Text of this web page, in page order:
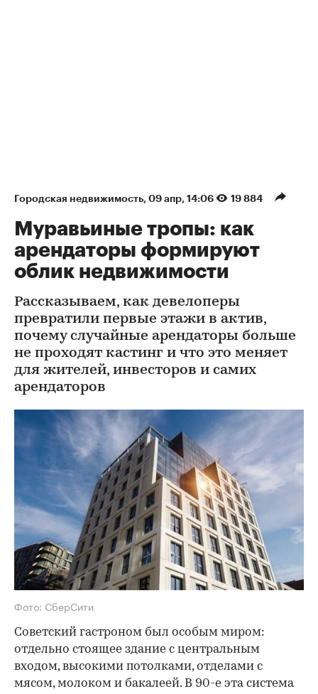
Городская недвижимость 09 апр, 14:06 19 884
Муравьиные тропы: как
арендаторы формируют
облик недвижимости
Рассказываем, как девелоперы
превратили первые этажи в актив,
почему случайные арендаторы больше
не проходят кастинг и что это меняет
для жителей, инвесторов и самих
арендаторов
Фото: СберСити
Советский гастроном был особым миром:
отдельно стоящее здание с центральным
входом, высокими потолками, отделами с
мясом, молоком и бакалеей. В 90-е эта система